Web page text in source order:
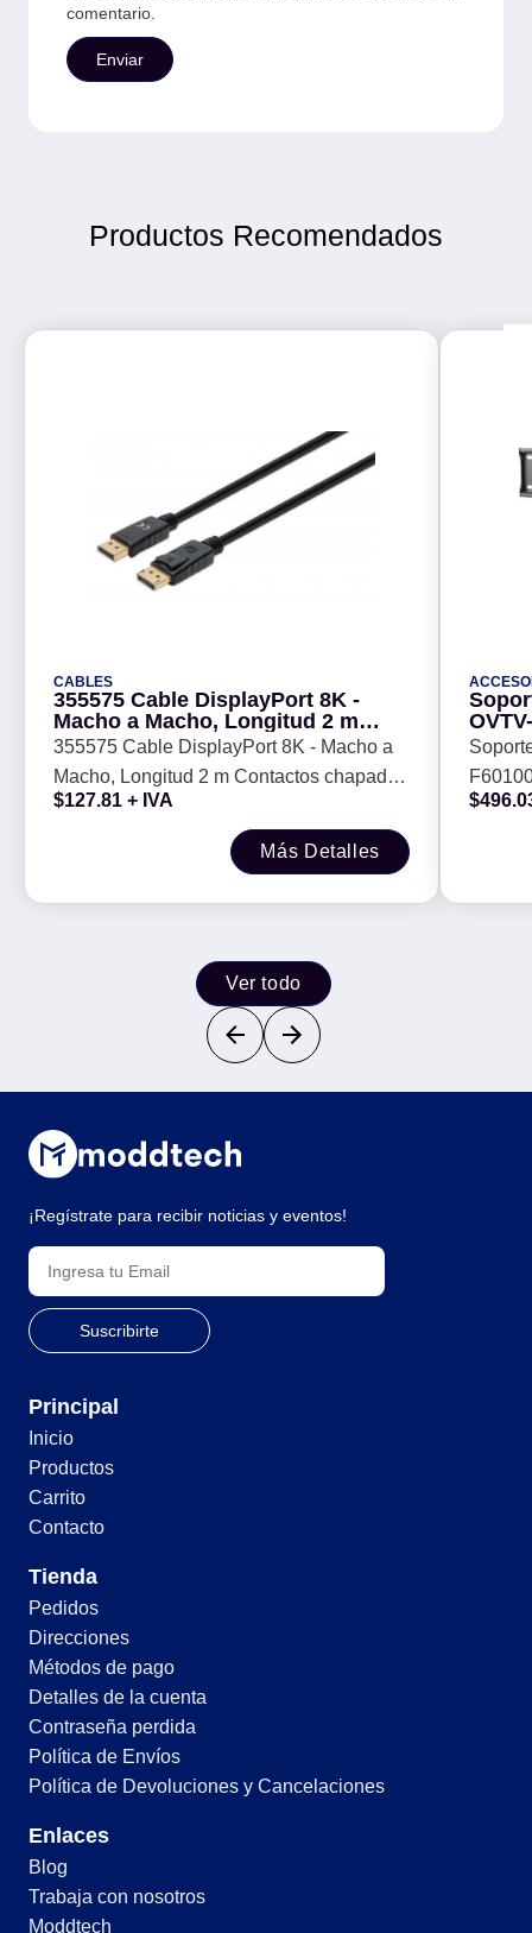
comentario.
Productos Recomendados
CABLES
355575 Cable DisplayPort 8K -
Macho a Macho, Longitud 2 m
Contactos chapados en oro, Forro
de PVC, Longitud 2m.
355575 Cable DisplayPort 8K - Macho a
Macho, Longitud 2 m Contactos chapados
en oro, Forro de PVC, Longitud 2m.
$127.81 + IVA
Más Detalles
$
Ver todo
¡Regístrate para recibir noticias y eventos!
Principal
Inicio
Productos
Carrito
Contacto
Tienda
Pedidos
Direcciones
Métodos de pago
Detalles de la cuenta
Contraseña perdida
Política de Envíos
Política de Devoluciones y Cancelaciones
Enlaces
Blog
Trabaja con nosotros
Moddtech